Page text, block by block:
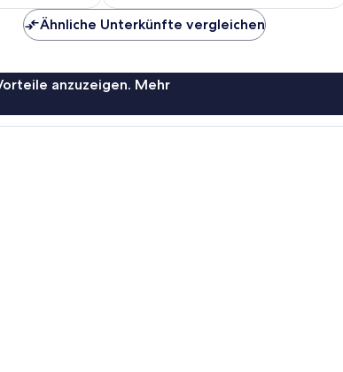
Bewertungen
Ähnliche Unterkünfte vergleichen
anzuzeigen. Mehr